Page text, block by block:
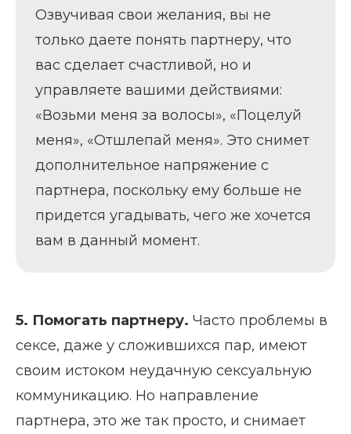
Озвучивая свои желания, вы не
только даете понять партнеру, что
вас сделает счастливой, но и
управляете вашими действиями:
«Возьми меня за волосы», «Поцелуй
меня», «Отшлепай меня». Это снимет
дополнительное напряжение с
партнера, поскольку ему больше не
придется угадывать, чего же хочется
вам в данный момент.
5. Помогать партнеру. Часто проблемы в
сексе, даже у сложившихся пар, имеют
своим истоком неудачную сексуальную
коммуникацию. Но направление
партнера, это же так просто, и снимает